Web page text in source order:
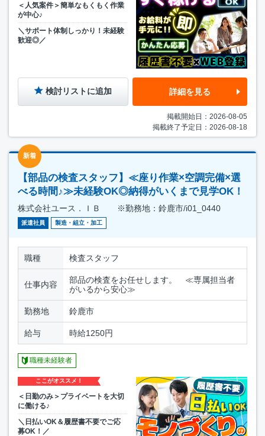
＜人気案件＞簡単なもくもく作業
が中心♪
＼サポート体制しっかり！未経験
歓迎◎／
検討リストに追加 詳細を見る
掲載開始日：2026-08-05
掲載終了予定日：2026-08-18
新着
【部品の検査スタッフ】≪座り作業×空調完備×選
べる時間♪≫未経験OK◎納得がいくまで見学OK！
株式会社ユース．ＩＢ ※勤務地：鈴鹿市/i01_0440
派遣社員 製造・組立・加工
職種 検査スタッフ
仕事内容
部品の検査をお任せします。 ≪専属担当者
がいるから安心≫
勤務地 鈴鹿市
給与 時給1250円
職種未経験者
ここがオススメ！
＜日勤のみ＞プライベートを大切
に働ける♪
＼日払いOK＆履歴書不要でご応
募OK！／